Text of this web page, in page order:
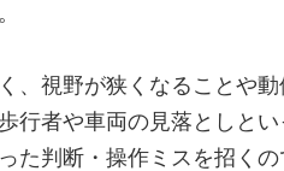
、視野が狭くなることや
者や車両の見落としとい
判断・操作ミスを招くの